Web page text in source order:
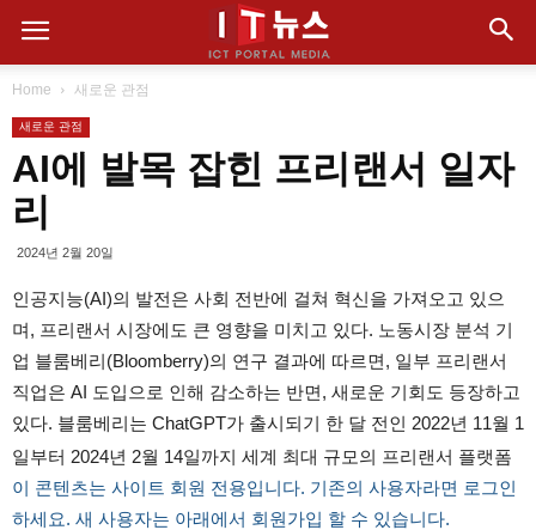
Home 새로운 관점
새로운 관점
AI에 발목 잡힌 프리랜서 일자
리
2024년 2월 20일
인공지능(AI)의 발전은 사회 전반에 걸쳐 혁신을 가져오고 있으
며, 프리랜서 시장에도 큰 영향을 미치고 있다. 노동시장 분석 기
업 블룸베리(Bloomberry)의 연구 결과에 따르면, 일부 프리랜서
직업은 AI 도입으로 인해 감소하는 반면, 새로운 기회도 등장하고
있다. 블룸베리는 ChatGPT가 출시되기 한 달 전인 2022년 11월 1
일부터 2024년 2월 14일까지 세계 최대 규모의 프리랜서 플랫폼
이 콘텐츠는 사이트 회원 전용입니다. 기존의 사용자라면 로그인
하세요. 새 사용자는 아래에서 회원가입 할 수 있습니다.